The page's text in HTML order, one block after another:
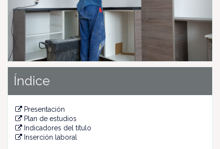
u
s
Índice
Presentación
Plan de estudios
Indicadores del título
Inserción laboral